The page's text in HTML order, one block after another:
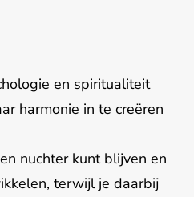
en spiritualiteit
harmonie in te creëren
nuchter kunt blijven en
terwijl je daarbij